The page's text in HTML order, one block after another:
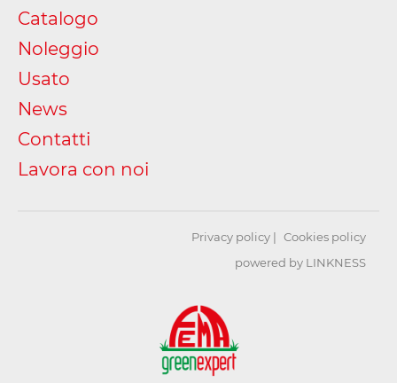
Catalogo
Noleggio
Usato
News
Contatti
Lavora con noi
Privacy policy
Cookies policy
powered by LINKNESS